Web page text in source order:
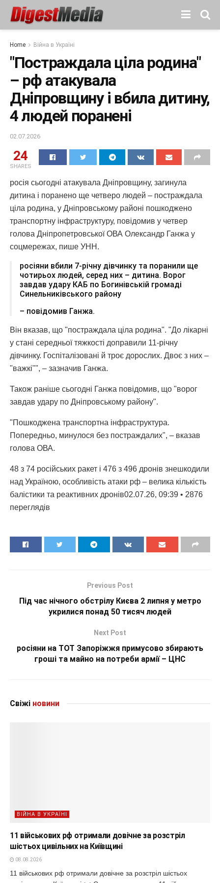
Home Війна в Україні
"Постраждала ціла родина"
– рф атакувала
Дніпровщину і вбила дитину,
4 людей поранені
02.07.2026
24
SHARES
росія сьогодні атакувала Дніпровщину, загинула
дитина і поранено ще четверо людей – постраждала
ціла родина, у Дніпровському районі пошкоджено
транспортну інфраструктуру, повідомив у четвер
голова Дніпропетровської ОВА Олександр Ганжа у
соцмережах, пише УНН.
росіяни вбили 7-річну дівчинку та поранили ще
чотирьох людей, серед них – дитина. Ворог
завдав удару КАБ по Богинівській громаді
Синельниківського району
– повідомив Ганжа.
Він вказав, що "постраждала ціла родина". "До лікарні
у стані середньої тяжкості доправили 11-річну
дівчинку. Госпіталізовані й троє дорослих. Двоє з них –
"важкі"", – зазначив Ганжа.
Також раніше сьогодні Ганжа повідомив, що "ворог
завдав удару по Дніпровському району".
"Пошкоджена транспортна інфраструктура.
Попередньо, минулося без постраждалих", – вказав
голова ОВА.
48 з 74 російських ракет і 476 з 496 дронів знешкодили
над Україною, особливість атаки рф – велика кількість
балістики та реактивних дронів02.07.26, 09:39 • 2876
переглядiв
Previous Post
Під час нічного обстрілу Києва 2 липня у метро
укрилися понад 50 тисяч людей
Next Post
росіяни на ТОТ Запоріжжя примусово збирають
гроші та майно на потреби армії – ЦНС
Свіжі новини
ВІЙНА В УКРАЇНІ
11 військових рф отримали довічне за розстріл
шістьох цивільних на Київщині
08.08.2026
11 військових рф отримали довічне за розстріл шістьох